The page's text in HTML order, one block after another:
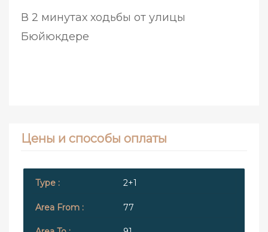
В 2 минутах ходьбы от улицы
Бюйюкдере
Цены и способы оплаты
2+1
77